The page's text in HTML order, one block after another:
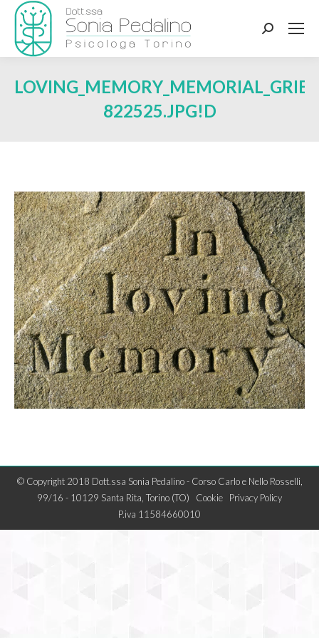
Search:
822525.JPG!D
© Copyright 2018 Dott.ssa Sonia Pedalino - Corso Carlo e Nello Rosselli,
99/16 - 10129 Santa Rita, Torino (TO) Cookie
Privacy Policy
P.iva 11584660010